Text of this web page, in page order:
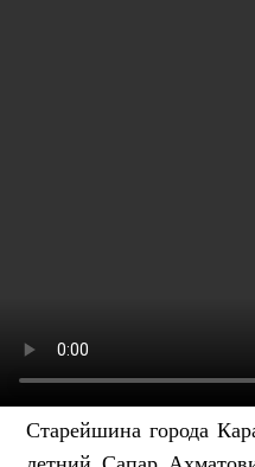
Старейшина города